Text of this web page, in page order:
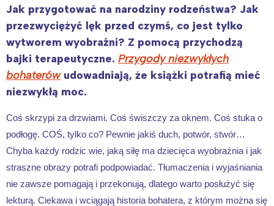
Jak przygotować na narodziny rodzeństwa? Jak
przezwyciężyć lęk przed czymś, co jest tylko
wytworem wyobraźni? Z pomocą przychodzą
bajki terapeutyczne. Przygody niezwykłych
bohaterów udowadniają, że książki potrafią mieć
niezwykłą moc.
Coś skrzypi za drzwiami. Coś świszczy za oknem. Coś stuka o
podłogę. COŚ, tylko co? Pewnie jakiś duch, potwór, stwór…
Chyba każdy rodzic wie, jaką siłę ma dziecięca wyobraźnia i jak
straszne obrazy potrafi podpowiadać. Tłumaczenia i wyjaśniania
nie zawsze pomagają i przekonują, dlatego warto posłużyć się
lekturą. Ciekawa i wciągają historia bohatera, z którym można się